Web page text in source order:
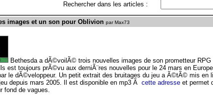
Rechercher dans les articles :
images et un son pour Oblivion par Max73
Bethesda a dÃ©voilÃ© trois nouvelles images de son prometteur
est toujours prÃ©vu aux derniÃ¨res nouvelles pour le 24 mars en
le dÃ©veloppeur. Un petit extrait des bruitages du jeu a Ã©tÃ© mis en
depuis mars 2005. Il est disponible en mp3 Ã cette adresseet permet
fond de vagues.